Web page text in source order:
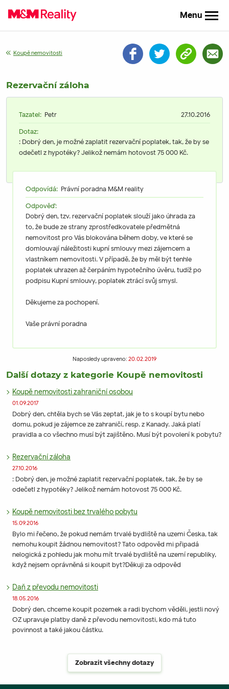
Menu
Koupě nemovitosti
Rezervační záloha
Tazatel: Petr
27.10.2016
Dotaz:
: Dobrý den, je možné zaplatit rezervační poplatek, tak, že by se
odečetl z hypotéky? Jelikož nemám hotovost 75 000 Kč.
Odpovídá: Právní poradna M&M reality
Odpověď:
Dobrý den, tzv. rezervační poplatek slouží jako úhrada za
to, že bude ze strany zprostředkovatele předmětná
nemovitost pro Vás blokována během doby, ve které se
domlouvají náležitosti kupní smlouvy mezi zájemcem a
vlastníkem nemovitosti. V případě, že by měl být tenhle
poplatek uhrazen až čerpáním hypotečního úvěru, tudíž po
podpisu Kupní smlouvy, poplatek ztrácí svůj smysl.
Děkujeme za pochopení.
Vaše právní poradna
Naposledy upraveno: 20.02.2019
Další dotazy z kategorie Koupě nemovitosti
Koupě nemovitosti zahraniční osobou
01.09.2017
Dobrý den, chtěla bych se Vás zeptat, jak je to s koupí bytu nebo
domu, pokud je zájemce ze zahraničí, resp. z Kanady. Jaká platí
pravidla a co všechno musí být zajištěno. Musí být povolení k pobytu?
Rezervační záloha
27.10.2016
: Dobrý den, je možné zaplatit rezervační poplatek, tak, že by se
odečetl z hypotéky? Jelikož nemám hotovost 75 000 Kč.
Koupě nemovitosti bez trvalého pobytu
15.09.2016
Bylo mi řečeno, že pokud nemám trvalé bydliště na uzemi Česka, tak
nemohu koupit žádnou nemovitost? Tato odpověd mi připadá
nelogická z pohledu jak mohu mít trvalé bydliště na uzemí republiky,
když nejsem oprávněná si koupit byt?Děkuji za odpověd
Daň z převodu nemovitosti
18.05.2016
Dobrý den, chceme koupit pozemek a radi bychom věděli, jestli nový
OZ upravuje platby daně z převodu nemovitosti, kdo má tuto
povinnost a také jakou částku.
Zobrazit všechny dotazy